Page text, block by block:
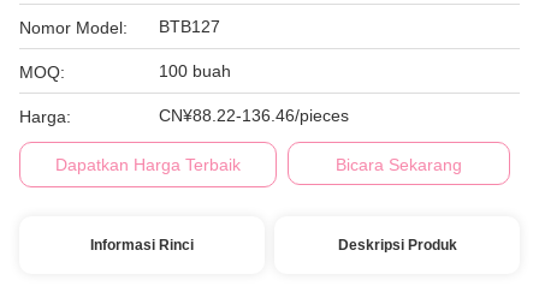
Nomor Model: BTB127
MOQ: 100 buah
Harga: CN¥88.22-136.46/pieces
Dapatkan Harga Terbaik Bicara Sekarang
Informasi Rinci Deskripsi Produk